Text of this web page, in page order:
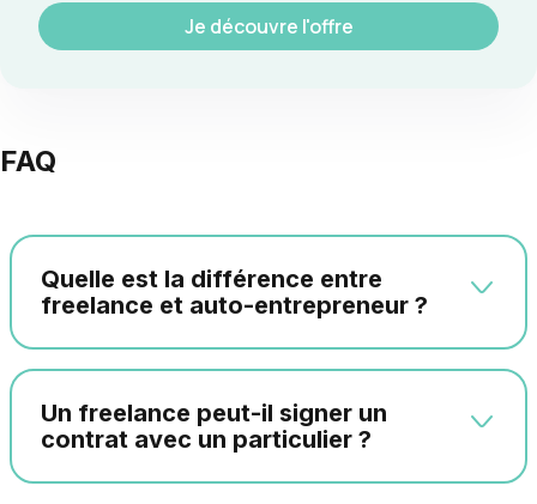
Je découvre l'offre
FAQ
Quelle est la différence entre
freelance et auto-entrepreneur ?
Un freelance peut-il signer un
contrat avec un particulier ?